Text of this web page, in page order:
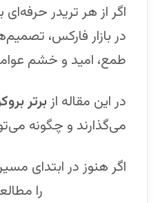
اگر از هر تریدر
در بازار فارکس،
طمع، امید و خشم
در این مقاله ازبرتر
می‌گذارند و چگونه
اگر هنوز در ابتدای
را